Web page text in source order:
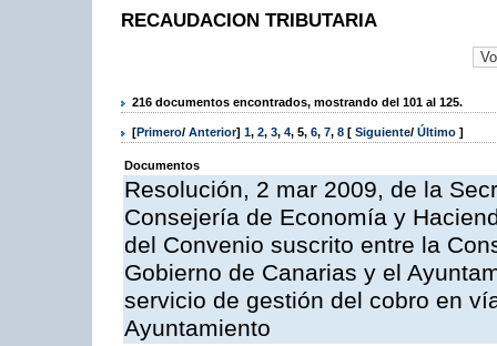
RECAUDACION TRIBUTARIA
216 documentos encontrados, mostrando del 101 al 125.
[Primero/ Anterior] 1, 2, 3, 4, 5, 6, 7, 8 [ Siguiente/ Último ]
Documentos
Resolución, 2 mar 2009, de la
Consejería de Economía y
del Convenio suscrito entre la
Gobierno de Canarias y el
servicio de gestión del cobro en
Ayuntamiento